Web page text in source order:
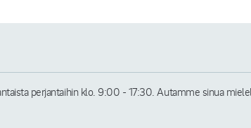
perjantaihin klo. 9:00 - 17:30. Autamme sinua